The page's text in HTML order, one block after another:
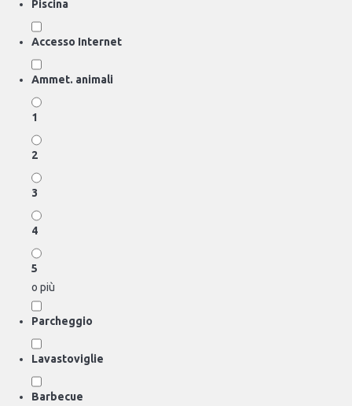
Piscina
Accesso Internet
Ammet. animali
1
2
3
4
5
o più
Parcheggio
Lavastoviglie
Barbecue